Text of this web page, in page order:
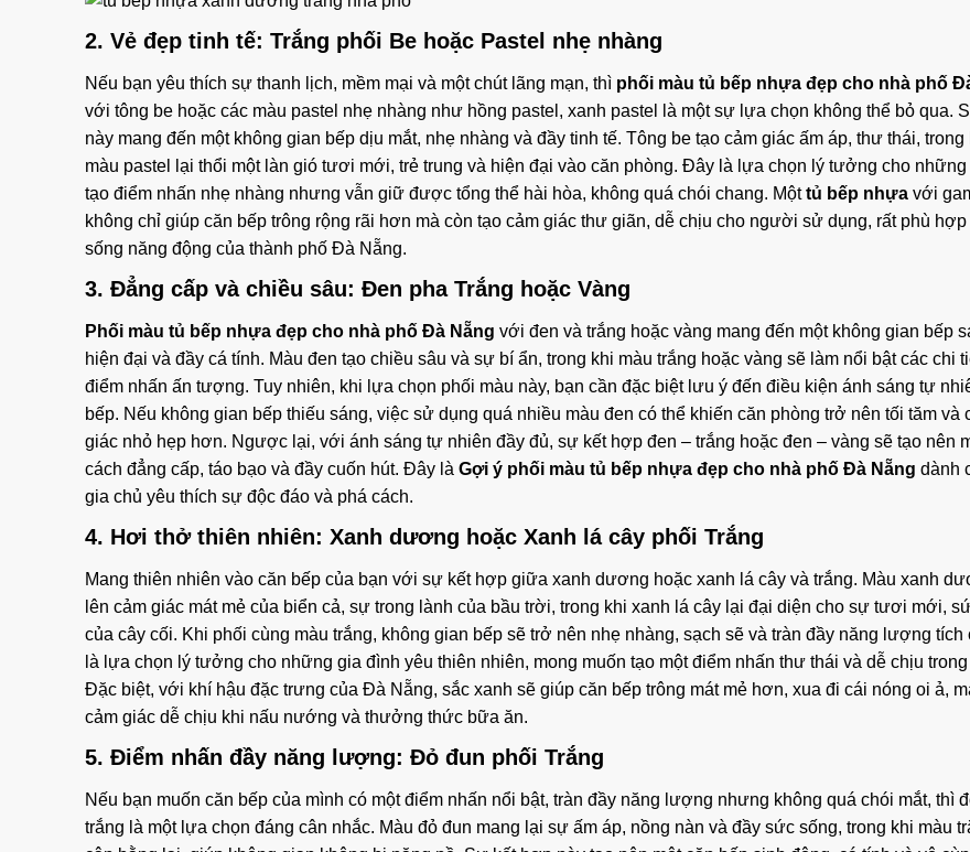
2. Vẻ đẹp tinh tế: Trắng phối Be hoặc Pastel nhẹ nhàng
Nếu bạn yêu thích sự thanh lịch, mềm mại và một chút lãng mạn, thì phối màu tủ bếp nhựa đẹp cho nhà phố
với tông be hoặc các màu pastel nhẹ nhàng như hồng pastel, xanh pastel là một sự lựa chọn không thể bỏ qua.
này mang đến một không gian bếp dịu mắt, nhẹ nhàng và đầy tinh tế. Tông be tạo cảm giác ấm áp, thư thái, trong
màu pastel lại thổi một làn gió tươi mới, trẻ trung và hiện đại vào căn phòng. Đây là lựa chọn lý tưởng cho những
tạo điểm nhấn nhẹ nhàng nhưng vẫn giữ được tổng thể hài hòa, không quá chói chang. Mộttủ bếp nhựa với
không chỉ giúp căn bếp trông rộng rãi hơn mà còn tạo cảm giác thư giãn, dễ chịu cho người sử dụng, rất phù
sống năng động của thành phố Đà Nẵng.
3. Đẳng cấp và chiều sâu: Đen pha Trắng hoặc Vàng
Phối màu tủ bếp nhựa đẹp cho nhà phố Đà Nẵng với đen và trắng hoặc vàng mang đến một không gian bếp
hiện đại và đầy cá tính. Màu đen tạo chiều sâu và sự bí ẩn, trong khi màu trắng hoặc vàng sẽ làm nổi bật các chi
điểm nhấn ấn tượng. Tuy nhiên, khi lựa chọn phối màu này, bạn cần đặc biệt lưu ý đến điều kiện ánh sáng tự
bếp. Nếu không gian bếp thiếu sáng, việc sử dụng quá nhiều màu đen có thể khiến căn phòng trở nên tối tăm và
giác nhỏ hẹp hơn. Ngược lại, với ánh sáng tự nhiên đầy đủ, sự kết hợp đen – trắng hoặc đen – vàng sẽ tạo nên
cách đẳng cấp, táo bạo và đầy cuốn hút. Đây là Gợi ý phối màu tủ bếp nhựa đẹp cho nhà phố Đà Nẵng dành
gia chủ yêu thích sự độc đáo và phá cách.
4. Hơi thở thiên nhiên: Xanh dương hoặc Xanh lá cây phối Trắng
Mang thiên nhiên vào căn bếp của bạn với sự kết hợp giữa xanh dương hoặc xanh lá cây và trắng. Màu xanh
lên cảm giác mát mẻ của biển cả, sự trong lành của bầu trời, trong khi xanh lá cây lại đại diện cho sự tươi mới,
của cây cối. Khi phối cùng màu trắng, không gian bếp sẽ trở nên nhẹ nhàng, sạch sẽ và tràn đầy năng lượng
là lựa chọn lý tưởng cho những gia đình yêu thiên nhiên, mong muốn tạo một điểm nhấn thư thái và dễ chịu
Đặc biệt, với khí hậu đặc trưng của Đà Nẵng, sắc xanh sẽ giúp căn bếp trông mát mẻ hơn, xua đi cái nóng oi ả,
cảm giác dễ chịu khi nấu nướng và thưởng thức bữa ăn.
5. Điểm nhấn đầy năng lượng: Đỏ đun phối Trắng
Nếu bạn muốn căn bếp của mình có một điểm nhấn nổi bật, tràn đầy năng lượng nhưng không quá chói mắt, thì
trắng là một lựa chọn đáng cân nhắc. Màu đỏ đun mang lại sự ấm áp, nồng nàn và đầy sức sống, trong khi màu